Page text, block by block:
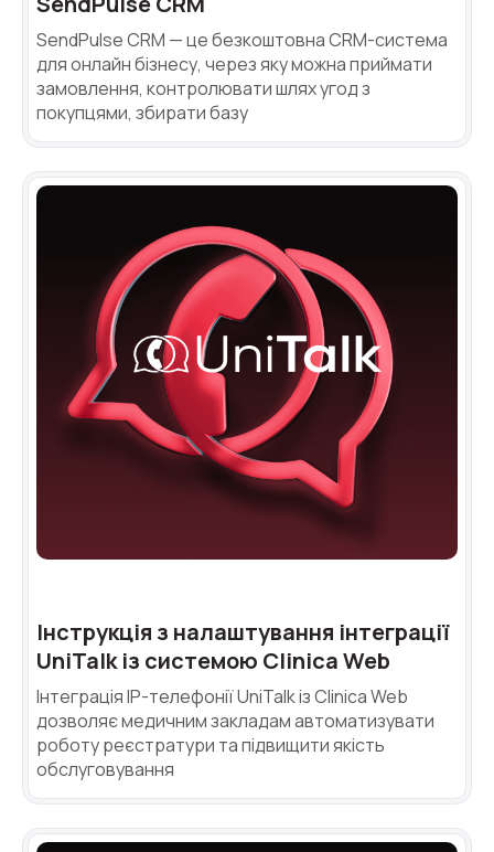
Телефонна аналітика для бізнесу
Viber-розсилки
SendPulse CRM — це безкоштовна CRM-система
для онлайн бізнесу, через яку можна приймати
замовлення, контролювати шлях угод з
покупцями, збирати базу
Інструкція з налаштування інтеграції
UniTalk із системою Clinica Web
Інтеграція IP-телефонії UniTalk із Clinica Web
дозволяє медичним закладам автоматизувати
роботу реєстратури та підвищити якість
обслуговування